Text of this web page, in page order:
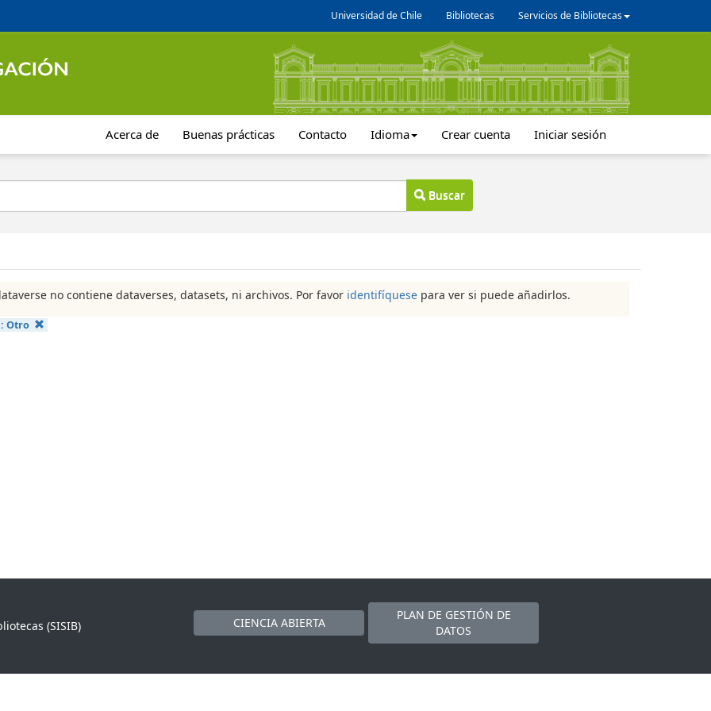
Universidad de Chile Bibliotecas Servicios de Bibliotecas
Acerca de Buenas prácticas Contacto Idioma Crear cuenta Iniciar sesión
Buscar
no contiene dataverses, datasets, ni archivos. Por favor identifíquese para ver si puede añadirlos.
Otro
(SISIB)
CIENCIA ABIERTA
PLAN DE GESTIÓN DE
DATOS